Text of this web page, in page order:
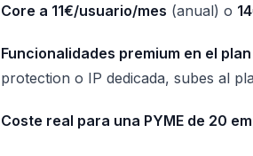
Core a 11€/usuario/mes (anual) o
Funcionalidades premium en el
protection o IP dedicada, subes al
Coste real para una PYME de 20